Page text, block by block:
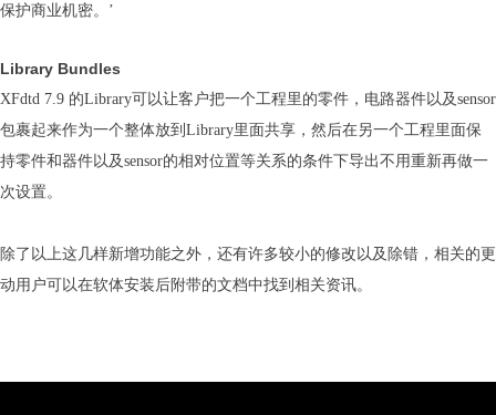
保护商业机密。’
Library Bundles
XFdtd 7.9 的Library可以让客户把一个工程里的零件，电路器件以及sensor
包裹起来作为一个整体放到Library里面共享，然后在另一个工程里面保
持零件和器件以及sensor的相对位置等关系的条件下导出不用重新再做一
次设置。
除了以上这几样新增功能之外，还有许多较小的修改以及除错，相关的更
动用户可以在软体安装后附带的文档中找到相关资讯。